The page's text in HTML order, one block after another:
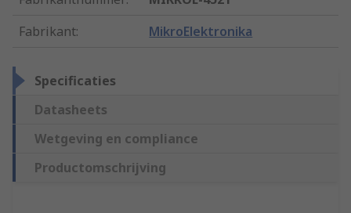
Fabrikant: MikroElektronika
Specificaties
Datasheets
Wetgeving en compliance
Productomschrijving